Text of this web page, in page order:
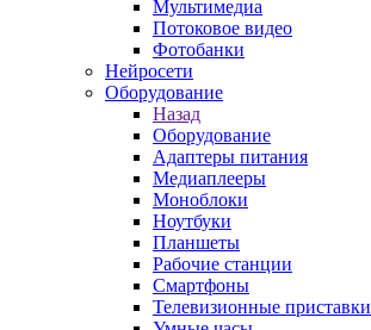
Мультимедиа
Потоковое видео
Фотобанки
Нейросети
Оборудование
Назад
Оборудование
Адаптеры питания
Медиаплееры
Моноблоки
Ноутбуки
Планшеты
Рабочие станции
Смартфоны
Телевизионные приставки